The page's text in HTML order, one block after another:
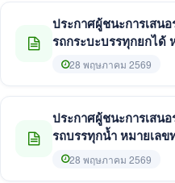
ประกาศผู้ชนะการเสน
รถกระบะบรรทุกยกได้
หนองคาย จำนวน 10 ร
28 พฤษภาคม 2569
ประกาศผู้ชนะการเสน
รถบรรทุกน้ำ หมายเลข
จำนวน 13 รายการ โดย
28 พฤษภาคม 2569